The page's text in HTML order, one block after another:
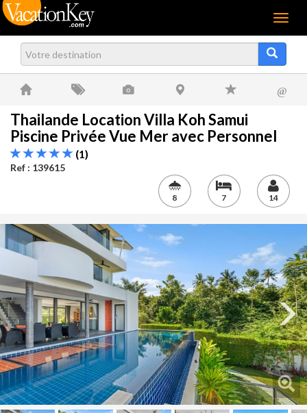
Menu
@
Thailande Location Villa Koh Samui
Piscine Privée Vue Mer avec Personnel
(1)
Ref : 139615
8 7 14
Next